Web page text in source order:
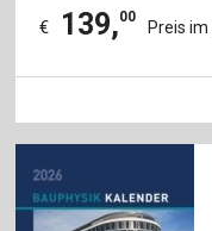
€ 139,00
Preis im